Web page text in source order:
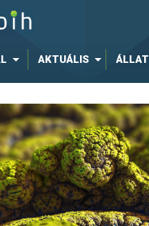
AKTUÁLIS ÁLLAT